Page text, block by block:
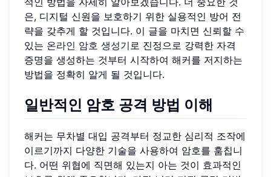
은, 디지털 신원을 보호하기 위한 실용적인 방어 전
략을 갖추게 할 것입니다. 이 글을 마치면 신뢰할 수
있는 온라인 암호 생성기 로 진정으로 강력한 자격
증명을 생성하는 것부터 시작하여 해커를 저지하는
방법을 정확히 알게 될 것입니다.
일반적인 암호 공격 방법 이해
해커는 무차별 대입 공격부터 정교한 심리적 조작에
이르기까지 다양한 기술을 사용하여 암호를 훔칩니
다. 어떤 위협에 직면해 있는지 아는 것이 효과적인